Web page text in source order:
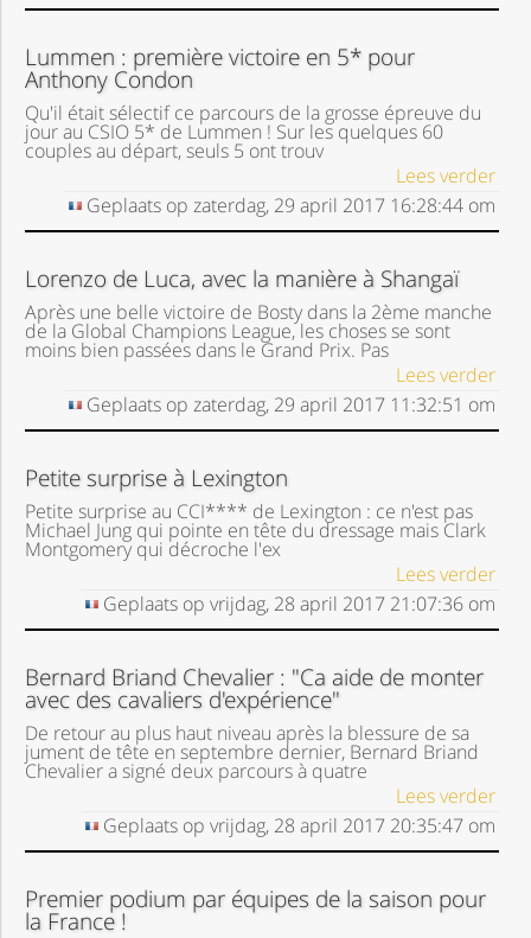
Lummen : première victoire en 5* pour
Anthony Condon
Qu'il était sélectif ce parcours de la grosse épreuve du
jour au CSIO 5* de Lummen ! Sur les quelques 60
couples au départ, seuls 5 ont trouv
Lees verder
Geplaats op zaterdag, 29 april 2017 16:28:44om
Lorenzo de Luca, avec la manière à Shangaï
Après une belle victoire de Bosty dans la 2ème manche
de la Global Champions League, les choses se sont
moins bien passées dans le Grand Prix. Pas
Lees verder
Geplaats op zaterdag, 29 april 2017 11:32:51 om
Petite surprise à Lexington
Petite surprise au CCI**** de Lexington : ce n'est pas
Michael Jung qui pointe en tête du dressage mais Clark
Montgomery qui décroche l'ex
Lees verder
Geplaats op vrijdag, 28 april 2017 21:07:36om
Bernard Briand Chevalier : "Ca aide de monter
avec des cavaliers d'expérience"
De retour au plus haut niveau après la blessure de sa
jument de tête en septembre dernier, Bernard Briand
Chevalier a signé deux parcours à quatre
Lees verder
Geplaats op vrijdag, 28 april 2017 20:35:47 om
Premier podium par équipes de la saison pour
la France !